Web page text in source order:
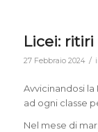
Licei: ritiri
27 Febbraio 2024 /
Avvicinandosi
ad ogni classe
Nel mese di